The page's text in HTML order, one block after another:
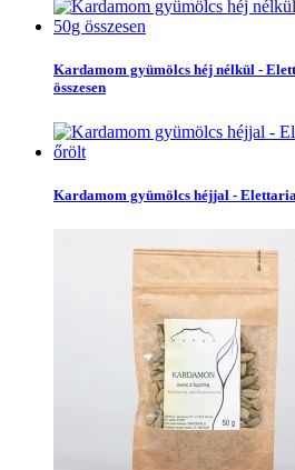
Kardamom gyümölcs héj nélkül -
összesen
Kardamom gyümölcs héjjal -